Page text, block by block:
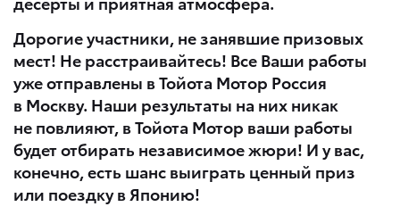
Дорогие участники, не занявшие призовых
мест! Не расстраивайтесь! Все Ваши работы
уже отправлены в Тойота Мотор Россия
в Москву. Наши результаты на них никак
не повлияют, в Тойота Мотор ваши работы
будет отбирать независимое жюри! И у вас,
конечно, есть шанс выиграть ценный приз
или поездку в Японию!